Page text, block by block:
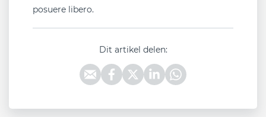
posuere libero.
Dit artikel delen: